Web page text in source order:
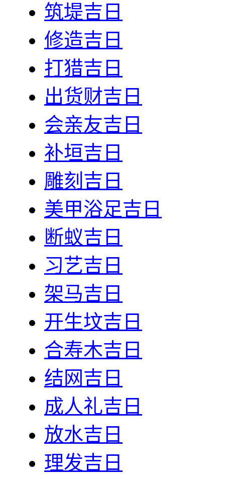
筑堤吉日
修造吉日
打猎吉日
出货财吉日
会亲友吉日
补垣吉日
雕刻吉日
美甲浴足吉日
断蚁吉日
习艺吉日
架马吉日
开生坟吉日
合寿木吉日
结网吉日
成人礼吉日
放水吉日
理发吉日